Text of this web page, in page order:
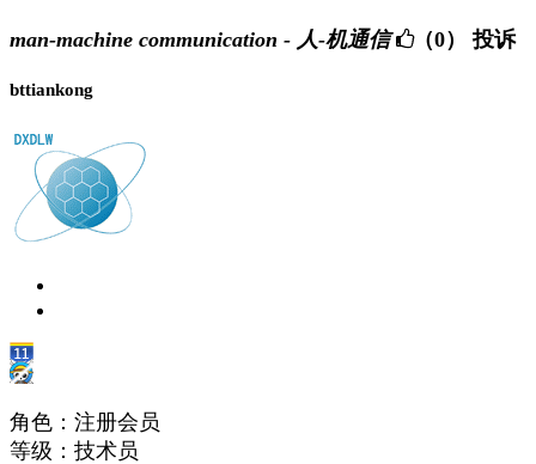
man-machine communication - 人-机通信 （0） 投诉
bttiankong
角色：注册会员
等级：技术员